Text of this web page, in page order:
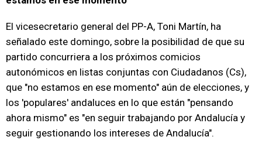
El vicesecretario general del PP-A, Toni Martín, ha
señalado este domingo, sobre la posibilidad de que su
partido concurriera a los próximos comicios
autonómicos en listas conjuntas con Ciudadanos (Cs),
que "no estamos en ese momento" aún de elecciones, y
los 'populares' andaluces en lo que están "pensando
ahora mismo" es "en seguir trabajando por Andalucía y
seguir gestionando los intereses de Andalucía".